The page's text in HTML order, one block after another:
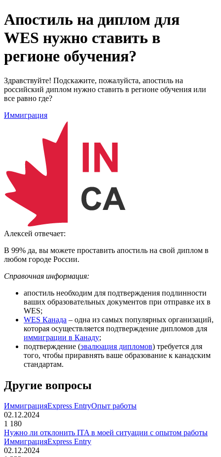
Апостиль на диплом для
WES нужно ставить в
регионе обучения?
Здравствуйте! Подскажите, пожалуйста, апостиль на
российский диплом нужно ставить в регионе обучения или
все равно где?
Иммиграция
Алексей отвечает:
В 99% да, вы можете проставить апостиль на свой диплом в
любом городе России.
Справочная информация:
апостиль необходим для подтверждения подлинности
ваших образовательных документов при отправке их в
WES;
WES Канада – одна из самых популярных организаций,
которая осуществляется подтверждение дипломов для
иммиграции в Канаду;
подтверждение (эвалюация дипломов) требуется для
того, чтобы приравнять ваше образование к канадским
стандартам.
Другие вопросы
ИммиграцияExpress EntryОпыт работы
02.12.2024
1 180
Нужно ли отклонить ITA в моей ситуации с опытом работы
ИммиграцияExpress Entry
02.12.2024